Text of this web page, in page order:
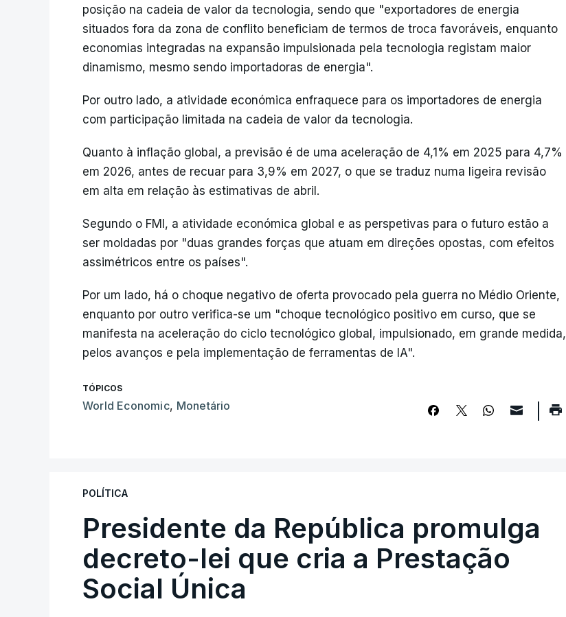
posição na cadeia de valor da tecnologia, sendo que "exportadores de energia
situados fora da zona de conflito beneficiam de termos de troca favoráveis, enquanto
economias integradas na expansão impulsionada pela tecnologia registam maior
dinamismo, mesmo sendo importadoras de energia".
Por outro lado, a atividade económica enfraquece para os importadores de energia
com participação limitada na cadeia de valor da tecnologia.
Quanto à inflação global, a previsão é de uma aceleração de 4,1% em 2025 para 4,7%
em 2026, antes de recuar para 3,9% em 2027, o que se traduz numa ligeira revisão
em alta em relação às estimativas de abril.
Segundo o FMI, a atividade económica global e as perspetivas para o futuro estão a
ser moldadas por "duas grandes forças que atuam em direções opostas, com efeitos
assimétricos entre os países".
Por um lado, há o choque negativo de oferta provocado pela guerra no Médio Oriente,
enquanto por outro verifica-se um "choque tecnológico positivo em curso, que se
manifesta na aceleração do ciclo tecnológico global, impulsionado, em grande medida,
pelos avanços e pela implementação de ferramentas de IA".
TÓPICOS
World Economic, Monetário
POLÍTICA
Presidente da República promulga
decreto-lei que cria a Prestação
Social Única